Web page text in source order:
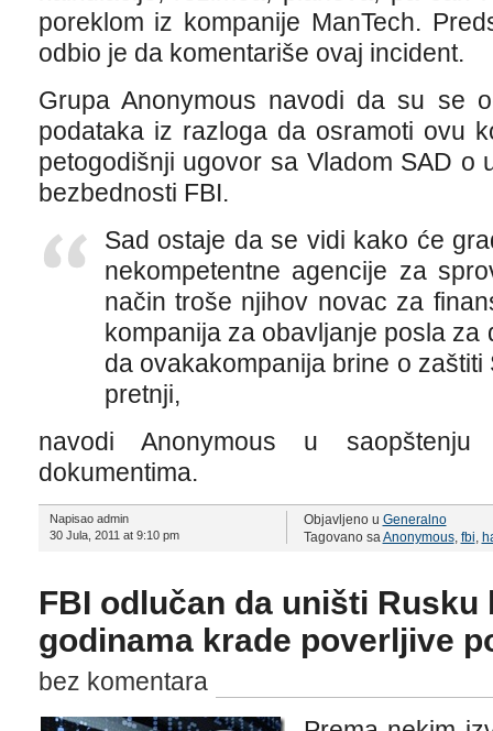
poreklom iz kompanije ManTech.
odbio je da komentariše ovaj incident.
Grupa Anonymous navodi da su se
podataka iz razloga da osramoti ovu
petogodišnji ugovor sa Vladom SAD o
bezbednosti FBI.
Sad ostaje da se vidi kako će
nekompetentne agencije za
način troše njihov novac za
kompanija za obavljanje posla
da ovakakompanija brine o
pretnji,
navodi Anonymous u
dokumentima.
Napisao admin
30 Jula, 2011 at 9:10 pm
Objavljeno u Generalno
Tagovano saAnonymous, fbi,
FBI odlučan da uništi Rusku
godinama krade poverljive
bez komentara